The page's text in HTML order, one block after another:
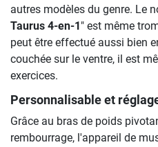
autres modèles du genre. Le
Taurus 4-en-1" est même
peut être effectué aussi bien
couchée sur le ventre, il est
exercices.
Personnalisable et
Grâce au bras de poids
rembourrage, l'appareil de